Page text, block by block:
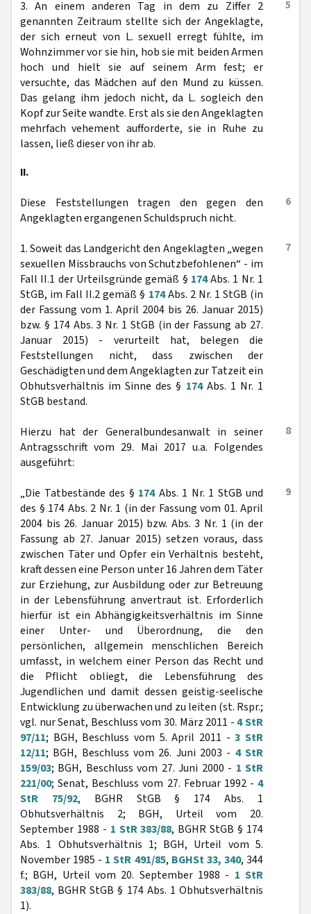
5
3. An einem anderen Tag in dem zu Ziffer 2
genannten Zeitraum stellte sich der Angeklagte,
der sich erneut von L. sexuell erregt fühlte, im
Wohnzimmer vor sie hin, hob sie mit beiden Armen
hoch und hielt sie auf seinem Arm fest; er
versuchte, das Mädchen auf den Mund zu küssen.
Das gelang ihm jedoch nicht, da L. sogleich den
Kopf zur Seite wandte. Erst als sie den Angeklagten
mehrfach vehement aufforderte, sie in Ruhe zu
lassen, ließ dieser von ihr ab.
II.
6
Diese Feststellungen tragen den gegen den
Angeklagten ergangenen Schuldspruch nicht.
7
1. Soweit das Landgericht den Angeklagten „wegen
sexuellen Missbrauchs von Schutzbefohlenen“ - im
Fall II.1 der Urteilsgründe gemäß § 174Abs. 1 Nr. 1
StGB, im Fall II.2 gemäß § 174Abs. 2 Nr. 1 StGB (in
der Fassung vom 1. April 2004 bis 26. Januar 2015)
bzw. § 174 Abs. 3 Nr. 1 StGB (in der Fassung ab 27.
Januar 2015) - verurteilt hat, belegen die
Feststellungen nicht, dass zwischen der
Geschädigten und dem Angeklagten zur Tatzeit ein
Obhutsverhältnis im Sinne des § 174Abs. 1 Nr. 1
StGB bestand.
8
Hierzu hat der Generalbundesanwalt in seiner
Antragsschrift vom 29. Mai 2017 u.a. Folgendes
ausgeführt:
9
„Die Tatbestände des § 174Abs. 1 Nr. 1 StGB und
des § 174 Abs. 2 Nr. 1 (in der Fassung vom 01. April
2004 bis 26. Januar 2015) bzw. Abs. 3 Nr. 1 (in der
Fassung ab 27. Januar 2015) setzen voraus, dass
zwischen Täter und Opfer ein Verhältnis besteht,
kraft dessen eine Person unter 16 Jahren dem Täter
zur Erziehung, zur Ausbildung oder zur Betreuung
in der Lebensführung anvertraut ist. Erforderlich
hierfür ist ein Abhängigkeitsverhältnis im Sinne
einer Unter- und Überordnung, die den
persönlichen, allgemein menschlichen Bereich
umfasst, in welchem einer Person das Recht und
die Pflicht obliegt, die Lebensführung des
Jugendlichen und damit dessen geistig-seelische
Entwicklung zu überwachen und zu leiten (st. Rspr.;
vgl. nur Senat, Beschluss vom 30. März 2011 -4 StR
97/11; BGH, Beschluss vom 5. April 2011 -3 StR
12/11; BGH, Beschluss vom 26. Juni 2003 - 4 StR
159/03; BGH, Beschluss vom 27. Juni 2000 - 1 StR
221/00; Senat, Beschluss vom 27. Februar 1992 - 4
StR 75/92, BGHR StGB § 174 Abs. 1
Obhutsverhältnis 2; BGH, Urteil vom 20.
September 1988 - 1 StR 383/88, BGHR StGB § 174
Abs. 1 Obhutsverhältnis 1; BGH, Urteil vom 5.
November 1985 - 1 StR 491/85, BGHSt 33, 340, 344
f.; BGH, Urteil vom 20. September 1988 - 1 StR
383/88, BGHR StGB § 174 Abs. 1 Obhutsverhältnis
1).